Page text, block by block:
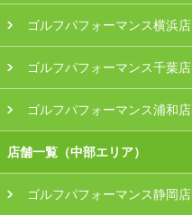
ゴルフパフォーマンス横浜店
ゴルフパフォーマンス千葉店
ゴルフパフォーマンス浦和店
店舗一覧（中部エリア）
ゴルフパフォーマンス静岡店